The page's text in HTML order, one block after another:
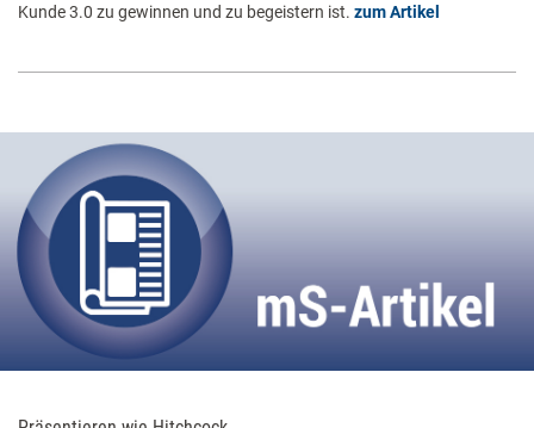
Kunde 3.0 zu gewinnen und zu begeistern ist. zum Artikel